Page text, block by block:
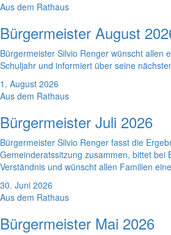
Aus dem Rathaus
Bürgermeister August
Bürgermeister Silvio Renger wünscht allen
Schuljahr und informiert über seine
1. August 2026
Aus dem Rathaus
Bürgermeister Juli 2026
Bürgermeister Silvio Renger fasst die
Gemeinderatssitzung zusammen, bittet bei
Verständnis und wünscht allen Familien
30. Juni 2026
Aus dem Rathaus
Bürgermeister Mai 2026